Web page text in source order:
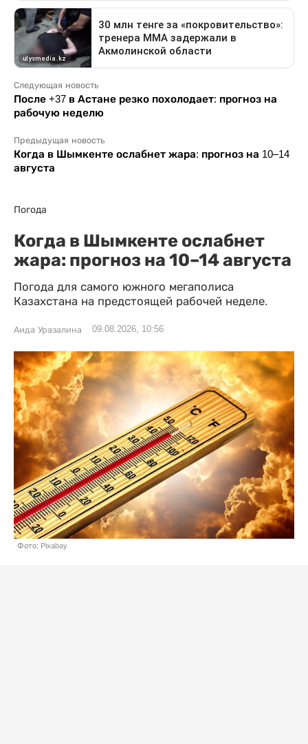
Следующая новость
После +37 в Астане резко похолодает: прогноз на
рабочую неделю
Предыдущая новость
Когда в Шымкенте ослабнет жара: прогноз на 10–14
августа
Погода
Когда в Шымкенте ослабнет
жара: прогноз на 10–14 августа
Погода для самого южного мегаполиса
Казахстана на предстоящей рабочей неделе.
Аида Уразалина 09.08.2026, 10:56
Фото: Pixabay